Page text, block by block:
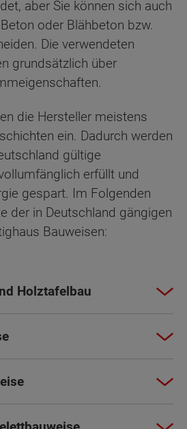
aber Sie können sich auch
oder Blähbeton bzw.
Die verwendeten
grundsätzlich über
die Hersteller meistens
ein. Dadurch werden
gültige
erfüllt und
gespart. Im Folgenden
der in Deutschland gängigen
Bauweisen:
Holztafelbau